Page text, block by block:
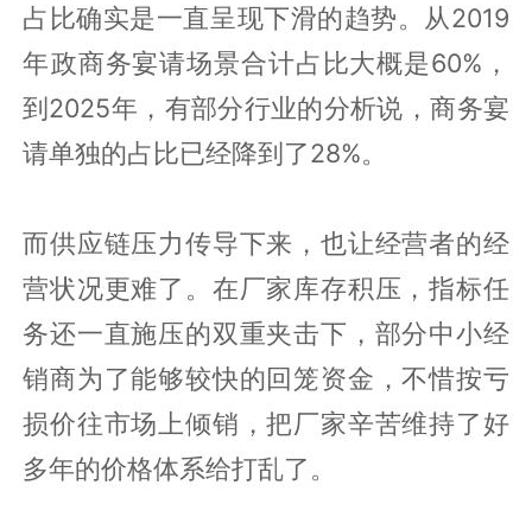
占比确实是一直呈现下滑的趋势。从‌2019
年‌政商务宴请场景合计占比大概是60%‌，
到‌2025年‌，有部分行业的分析说，‌商务宴
请单独的占比已经降到了28%‌。
而供应链压力传导下来，也让经营者的经
营状况更难了。在厂家库存积压，指标任
务还一直施压的双重夹击下，部分中小经
销商为了能够较快的回笼资金，不惜按亏
损价往市场上倾销，把厂家辛苦维持了好
多年的价格体系给打乱了。